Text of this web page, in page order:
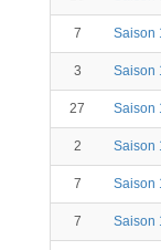
7 Saison
3 Saison
27 Saison
2 Saison
7 Saison
7 Saison